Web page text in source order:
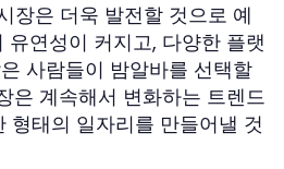
장은 더욱 발전할 것으로 예
유연성이 커지고, 다양한 플랫
사람들이 밤알바를 선택할
은 계속해서 변화하는 트렌드
형태의 일자리를 만들어낼 것